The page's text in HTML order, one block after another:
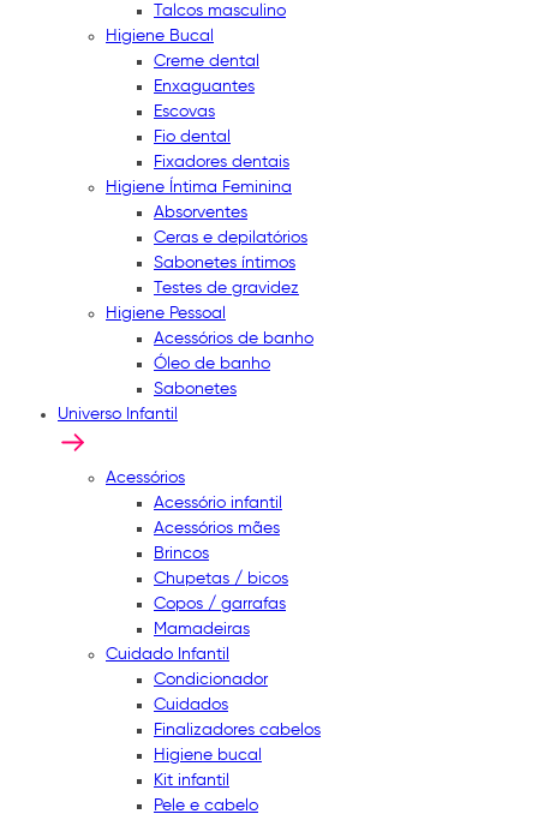
Talcos masculino
Higiene Bucal
Creme dental
Enxaguantes
Escovas
Fio dental
Fixadores dentais
Higiene Íntima Feminina
Absorventes
Ceras e depilatórios
Sabonetes íntimos
Testes de gravidez
Higiene Pessoal
Acessórios de banho
Óleo de banho
Sabonetes
Universo Infantil
Acessórios
Acessório infantil
Acessórios mães
Brincos
Chupetas / bicos
Copos / garrafas
Mamadeiras
Cuidado Infantil
Condicionador
Cuidados
Finalizadores cabelos
Higiene bucal
Kit infantil
Pele e cabelo